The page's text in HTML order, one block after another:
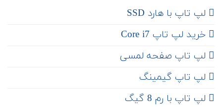
لپ تاپ با هارد SSD
خرید لپ تاپ Core i7
لپ تاپ صفحه لمسی
لپ تاپ گیمینگ
لپ تاپ با رم 8 گیگ